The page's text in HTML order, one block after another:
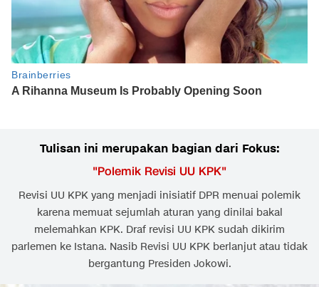
Tulisan ini merupakan bagian dari Fokus:
"Polemik Revisi UU KPK"
Revisi UU KPK yang menjadi inisiatif DPR menuai polemik
karena memuat sejumlah aturan yang dinilai bakal
melemahkan KPK. Draf revisi UU KPK sudah dikirim
parlemen ke Istana. Nasib Revisi UU KPK berlanjut atau tidak
bergantung Presiden Jokowi.